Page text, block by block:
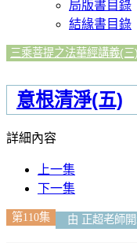
局版書目錄
結緣書目錄
三乘菩提之法華經講義(三)
意根清淨(五)
詳細內容
上一集
下一集
第110集 由 正超老師